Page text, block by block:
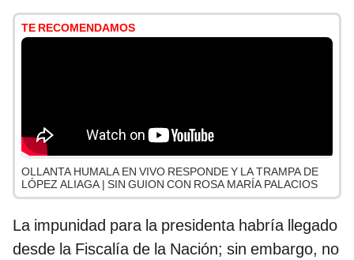
TE RECOMENDAMOS
OLLANTA HUMALA EN VIVO RESPONDE Y LA TRAMPA DE
LÓPEZ ALIAGA | SIN GUION CON ROSA MARÍA PALACIOS
La impunidad para la presidenta habría llegado
desde la Fiscalía de la Nación; sin embargo, no